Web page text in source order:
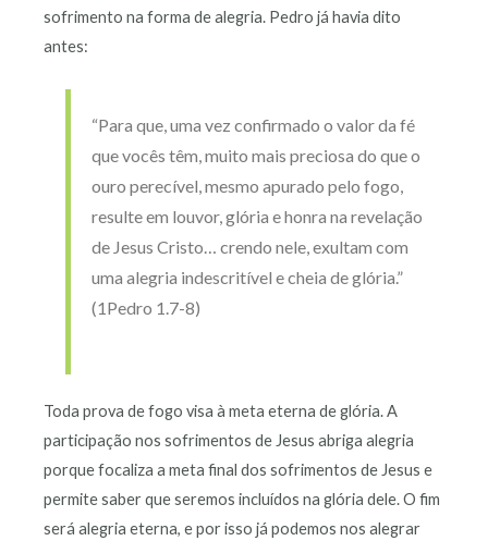
sofrimento na forma de alegria. Pedro já havia dito
antes:
“Para que, uma vez confirmado o valor da fé
que vocês têm, muito mais preciosa do que o
ouro perecível, mesmo apurado pelo fogo,
resulte em louvor, glória e honra na revelação
de Jesus Cristo… crendo nele, exultam com
uma alegria indescritível e cheia de glória.”
(1Pedro 1.7-8)
Toda prova de fogo visa à meta eterna de glória. A
participação nos sofrimentos de Jesus abriga alegria
porque focaliza a meta final dos sofrimentos de Jesus e
permite saber que seremos incluídos na glória dele. O fim
será alegria eterna, e por isso já podemos nos alegrar